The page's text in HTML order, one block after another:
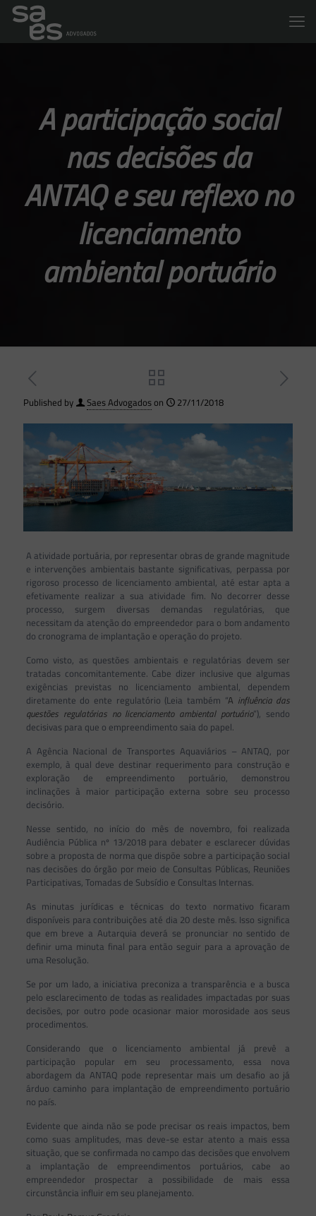
A participação social
nas decisões da
ANTAQ e seu reflexo no
licenciamento
ambiental portuário
Published by Saes Advogadoson 27/11/2018
A atividade portuária, por representar obras de grande magnitude
e intervenções ambientais bastante significativas, perpassa por
rigoroso processo de licenciamento ambiental, até estar apta a
efetivamente realizar a sua atividade fim. No decorrer desse
processo, surgem diversas demandas regulatórias, que
necessitam da atenção do empreendedor para o bom andamento
do cronograma de implantação e operação do projeto.
Como visto, as questões ambientais e regulatórias devem ser
tratadas concomitantemente. Cabe dizer inclusive que algumas
exigências previstas no licenciamento ambiental, dependem
diretamente do ente regulatório (Leia também “A influência das
questões regulatórias no licenciamento ambiental portuário”), sendo
decisivas para que o empreendimento saia do papel.
A Agência Nacional de Transportes Aquaviários – ANTAQ, por
exemplo, à qual deve destinar requerimento para construção e
exploração de empreendimento portuário, demonstrou
inclinações à maior participação externa sobre seu processo
decisório.
Nesse sentido, no início do mês de novembro, foi realizada
Audiência Pública nº 13/2018 para debater e esclarecer dúvidas
sobre a proposta de norma que dispõe sobre a participação social
nas decisões do órgão por meio de Consultas Públicas, Reuniões
Participativas, Tomadas de Subsídio e Consultas Internas.
As minutas jurídicas e técnicas do texto normativo ficaram
disponíveis para contribuições até dia 20 deste mês. Isso significa
que em breve a Autarquia deverá se pronunciar no sentido de
definir uma minuta final para então seguir para a aprovação de
uma Resolução.
Se por um lado, a iniciativa preconiza a transparência e a busca
pelo esclarecimento de todas as realidades impactadas por suas
decisões, por outro pode ocasionar maior morosidade aos seus
procedimentos.
Considerando que o licenciamento ambiental já prevê a
participação popular em seu processamento, essa nova
abordagem da ANTAQ pode representar mais um desafio ao já
árduo caminho para implantação de empreendimento portuário
no país.
Evidente que ainda não se pode precisar os reais impactos, bem
como suas amplitudes, mas deve-se estar atento a mais essa
situação, que se confirmada no campo das decisões que envolvem
a implantação de empreendimentos portuários, cabe ao
empreendedor prospectar a possibilidade de mais essa
circunstância influir em seu planejamento.